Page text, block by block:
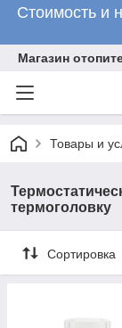
Стоимость и
Магазин
Товары и
термоголовку
Сортировка